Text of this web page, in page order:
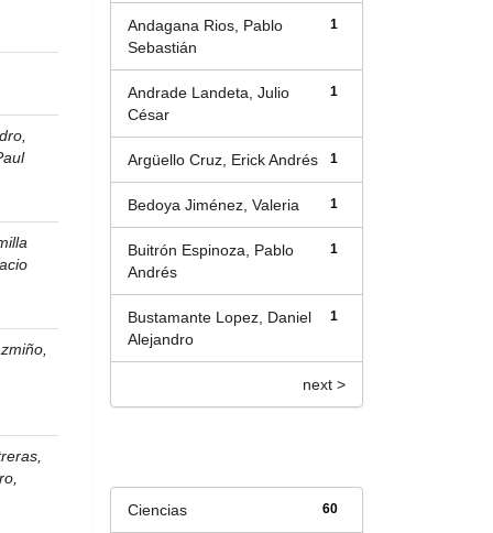
1
Andagana Rios, Pablo
Sebastián
1
Andrade Landeta, Julio
César
1
Argüello Cruz, Erick Andrés
1
Bedoya Jiménez, Valeria
1
Buitrón Espinoza, Pablo
Andrés
1
Bustamante Lopez, Daniel
Alejandro
next >
60
Ciencias